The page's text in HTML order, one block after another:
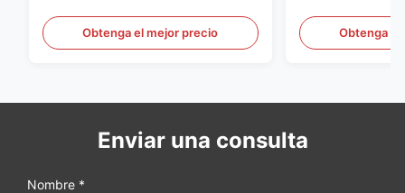
HDPE, máquina de moldeo por
soplado de PE
Obtenga el mejor precio
automático a
60L
Obtenga el
Enviar una consulta
Nombre *